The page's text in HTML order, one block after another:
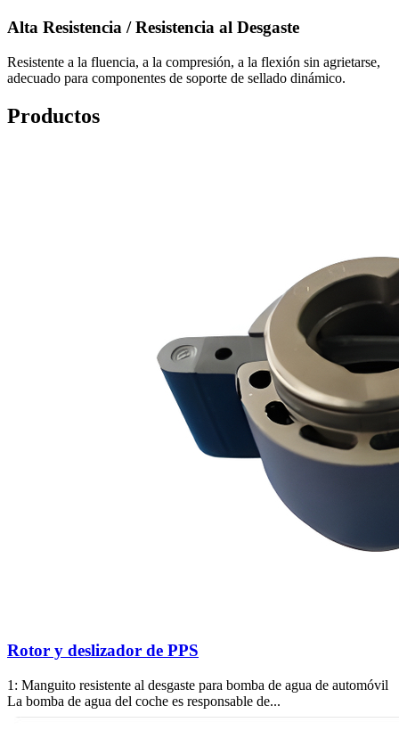
Alta Resistencia / Resistencia al Desgaste
Resistente a la fluencia, a la compresión, a la flexión sin agrietarse,
adecuado para componentes de soporte de sellado dinámico.
Productos
Rotor y deslizador de PPS
1: Manguito resistente al desgaste para bomba de agua de automóvil
La bomba de agua del coche es responsable de...